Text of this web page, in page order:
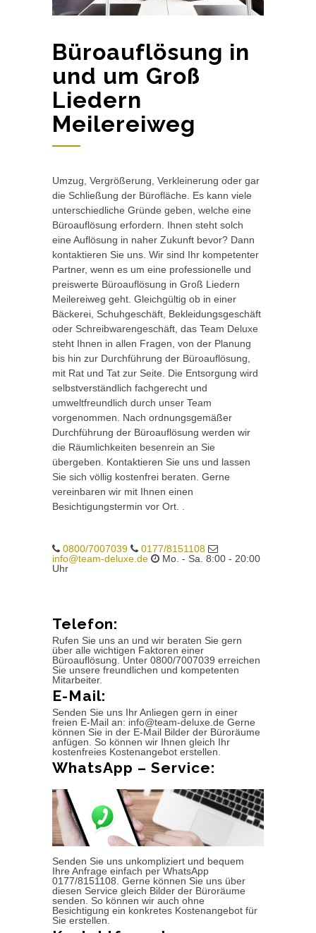
Büroauflösung in
und um Groß
Liedern
Meilereiweg
Umzug, Vergrößerung, Verkleinerung oder gar
die Schließung der Bürofläche. Es kann viele
unterschiedliche Gründe geben, welche eine
Büroauflösung erfordern. Ihnen steht solch
eine Auflösung in naher Zukunft bevor? Dann
kontaktieren Sie uns. Wir sind Ihr kompetenter
Partner, wenn es um eine professionelle und
preiswerte Büroauflösung in Groß Liedern
Meilereiweg geht. Gleichgültig ob in einer
Bäckerei, Schuhgeschäft, Bekleidungsgeschäft
oder Schreibwarengeschäft, das Team Deluxe
steht Ihnen in allen Fragen, von der Planung
bis hin zur Durchführung der Büroauflösung,
mit Rat und Tat zur Seite. Die Entsorgung wird
selbstverständlich fachgerecht und
umweltfreundlich durch unser Team
vorgenommen. Nach ordnungsgemäßer
Durchführung der Büroauflösung werden wir
die Räumlichkeiten besenrein an Sie
übergeben. Kontaktieren Sie uns und lassen
Sie sich völlig kostenfrei beraten. Gerne
vereinbaren wir mit Ihnen einen
Besichtigungstermin vor Ort. .
0800/7007039
0177/8151108
info@team-deluxe.de
Mo. - Sa. 8:00 - 20:00
Uhr
Telefon:
Rufen Sie uns an und wir beraten Sie gern
über alle wichtigen Faktoren einer
Büroauflösung. Unter 0800/7007039 erreichen
Sie unsere freundlichen und kompetenten
Mitarbeiter.
E-Mail:
Senden Sie uns Ihr Anliegen gern in einer
freien E-Mail an: info@team-deluxe.de Gerne
können Sie in der E-Mail Bilder der Büroräume
anfügen. So können wir Ihnen gleich Ihr
kostenfreies Kostenangebot erstellen.
WhatsApp – Service:
Senden Sie uns unkompliziert und bequem
Ihre Anfrage einfach per WhatsApp
0177/8151108. Gerne können Sie uns über
diesen Service gleich Bilder der Büroräume
senden. So können wir auch ohne
Besichtigung ein konkretes Kostenangebot für
Sie erstellen.